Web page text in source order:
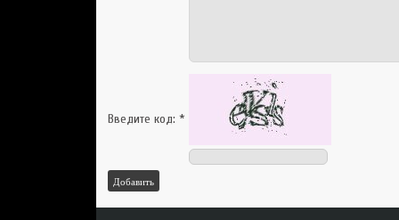
Введите код: *
Добавить